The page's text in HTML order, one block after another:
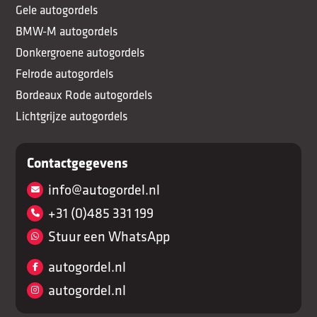
Gele autogordels
BMW-M autogordels
Donkergroene autogordels
Felrode autogordels
Bordeaux Rode autogordels
Lichtgrijze autogordels
Contactgegevens
info@autogordel.nl
+31 (0)485 331 199
Stuur een WhatsApp
autogordel.nl
autogordel.nl